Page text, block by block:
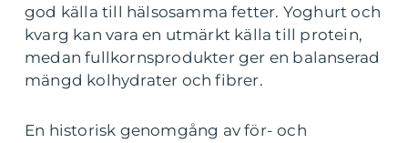
god källa till hälsosamma fetter. Yoghurt och
kvarg kan vara en utmärkt källa till protein,
medan fullkornsprodukter ger en balanserad
mängd kolhydrater och fibrer.
En historisk genomgång av för- och